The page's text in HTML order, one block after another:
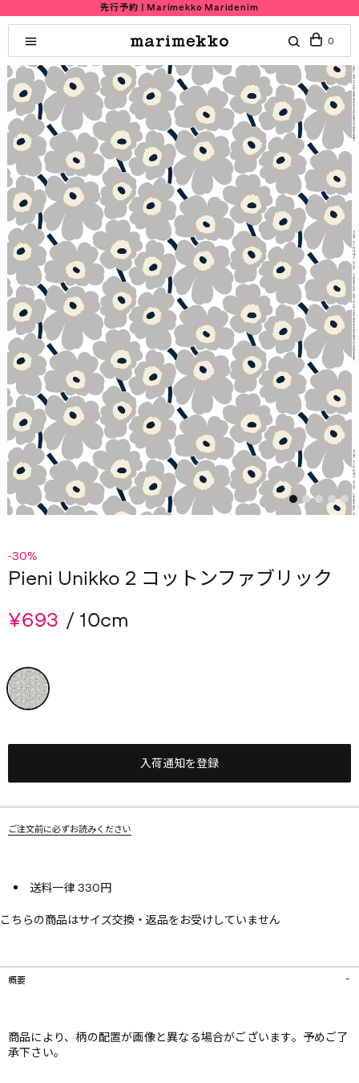
先行予約 | Marimekko Maridenim
0
-30%
Pieni Unikko 2 コットンファブリック
¥693 / 10cm
入荷通知を登録
ご注文前に必ずお読みください
送料一律 330円
こちらの商品はサイズ交換・返品をお受けしていません
概要
商品により、柄の配置が画像と異なる場合がございます。予めご了
承下さい。